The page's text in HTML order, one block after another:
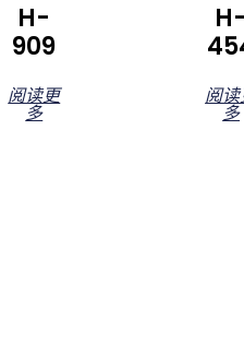
H-
909
阅读更
多
H-
阅
多